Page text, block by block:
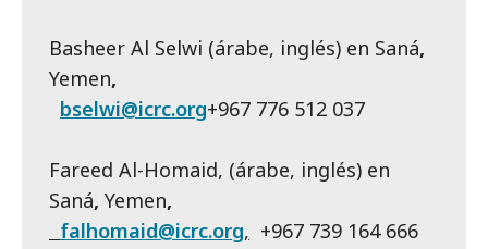
Basheer Al Selwi (árabe, inglés) en Saná,
Yemen,
bselwi@icrc.org+967 776 512 037
Fareed Al-Homaid, (árabe, inglés) en
Saná, Yemen,
falhomaid@icrc.org, +967 739 164 666